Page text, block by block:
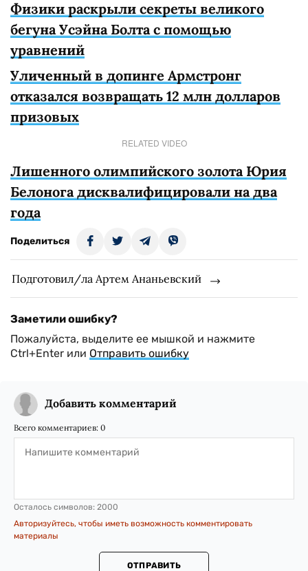
Физики раскрыли секреты великого
бегуна Усэйна Болта с помощью
уравнений
Уличенный в допинге Армстронг
отказался возвращать 12 млн долларов
призовых
RELATED VIDEO
Лишенного олимпийского золота Юрия
Белонога дисквалифицировали на два
года
Поделиться
Подготовил/ла Артем Ананьевский
Заметили ошибку?
Пожалуйста, выделите ее мышкой и нажмите
Ctrl+Enter или Отправить ошибку
Добавить комментарий
Всего комментариев: 0
Осталось символов: 2000
Авторизуйтесь, чтобы иметь возможность комментировать
материалы
ОТПРАВИТЬ